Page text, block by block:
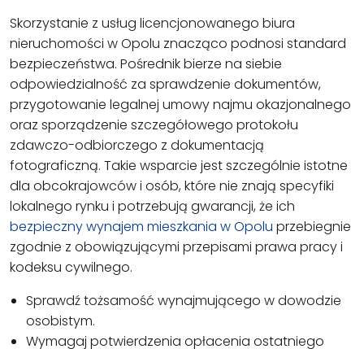
Skorzystanie z usług licencjonowanego biura
nieruchomości w Opolu znacząco podnosi standard
bezpieczeństwa. Pośrednik bierze na siebie
odpowiedzialność za sprawdzenie dokumentów,
przygotowanie legalnej umowy najmu okazjonalnego
oraz sporządzenie szczegółowego protokołu
zdawczo-odbiorczego z dokumentacją
fotograficzną. Takie wsparcie jest szczególnie istotne
dla obcokrajowców i osób, które nie znają specyfiki
lokalnego rynku i potrzebują gwarancji, że ich
bezpieczny wynajem mieszkania w Opolu przebiegnie
zgodnie z obowiązującymi przepisami prawa pracy i
kodeksu cywilnego.
Sprawdź tożsamość wynajmującego w dowodzie
osobistym.
Wymagaj potwierdzenia opłacenia ostatniego